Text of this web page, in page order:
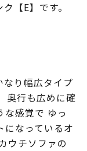
【E】です。
なり幅広タイプ
奥行も広めに確
な感覚で ゆっ
になっているオ
ウチソファの